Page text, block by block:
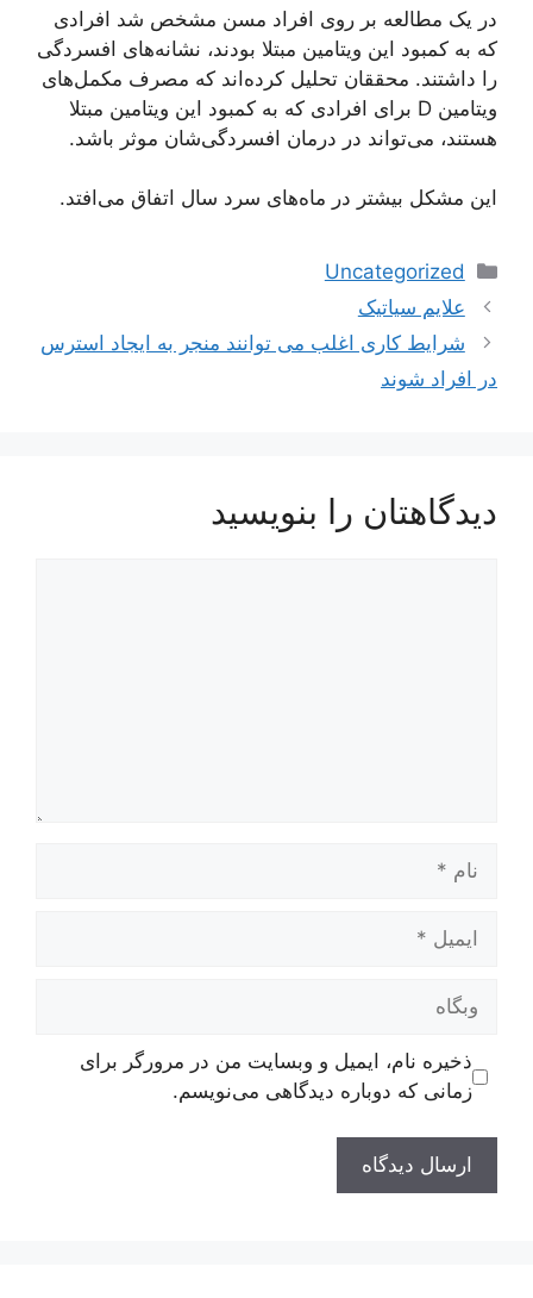
در یک مطالعه بر روی افراد مسن مشخص شد افرادی
که به کمبود این ویتامین مبتلا بودند، نشانه‌های افسردگی
را داشتند. محققان تحلیل کرده‌اند که مصرف مکمل‌های
ویتامین D برای افرادی که به کمبود این ویتامین مبتلا
هستند، می‌تواند در درمان افسردگی‌شان موثر باشد.
این مشکل بیشتر در ماه‌های سرد سال اتفاق می‌افتد.
دسته‌ها
Uncategorized
علایم سیاتیک
شرایط کاری اغلب می توانند منجر به ایجاد استرس
در افراد شوند
دیدگاهتان را بنویسید
ایمیل
وبگاه
ذخیره نام، ایمیل و وبسایت من در مرورگر برای
زمانی که دوباره دیدگاهی می‌نویسم.